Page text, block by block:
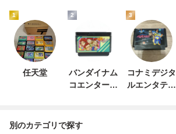
1
任天堂
2
バンダイナム
コエンターテ
3
コナミデジタ
ルエンタテイ
別のカテゴリで探す